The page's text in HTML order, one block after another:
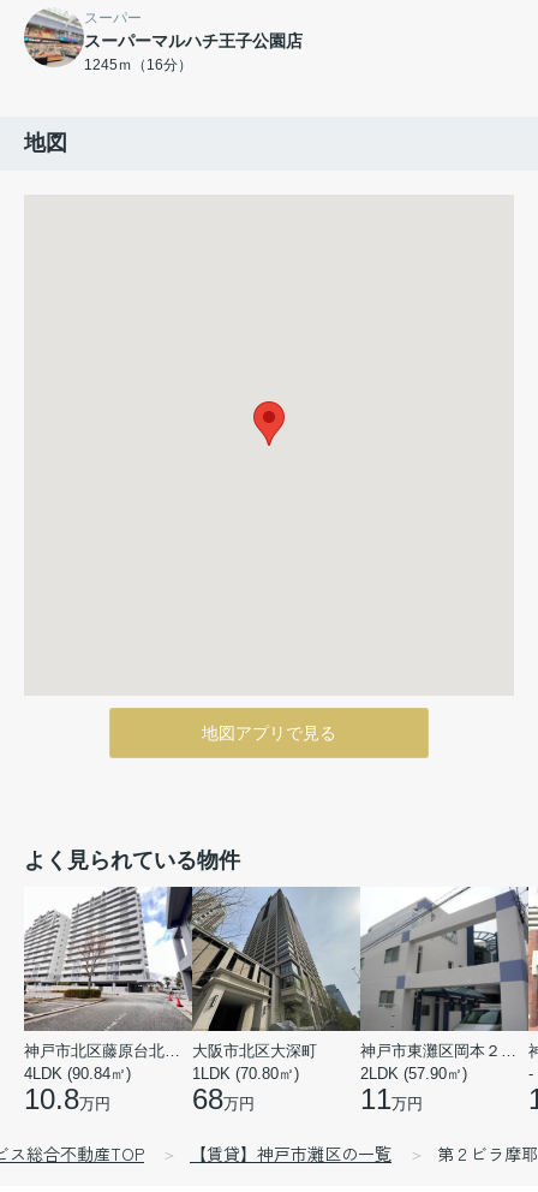
スーパー
スーパーマルハチ王子公園店
1245ｍ（16分）
地図
地図アプリで見る
よく見られている物件
神戸市北区藤原台北町５丁目
4LDK (90.84㎡)
10.8万円
大阪市北区大深町
1LDK (70.80㎡)
68万円
神戸市東灘区岡本２丁目
2LDK (57.90㎡)
11万円
-
ス総合不動産TOP 【賃貸】神戸市灘区の一覧 第２ビラ摩耶